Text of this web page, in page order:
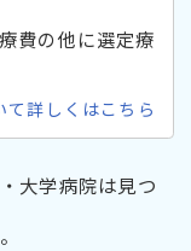
費の他に選定療
て詳しくはこちら
大学病院は見つ